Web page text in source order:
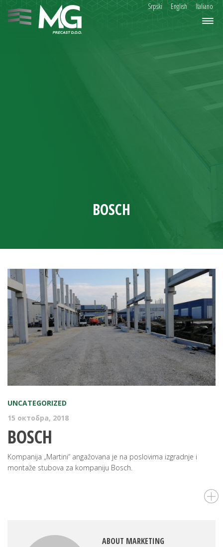
Srpski English Italiano
BOSCH
UNCATEGORIZED
15 октобра, 2018
BOSCH
Kompanija „Martini“ angažovana je na poslovima izgradnje i
montaže stubova za kompaniju Bosch.
ABOUT MARKETING